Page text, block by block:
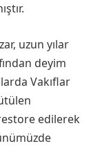
uzun yılar
deyim
Vakıflar
edilerek